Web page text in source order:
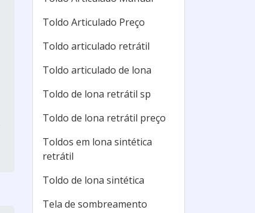
Toldo Articulado Preço
Toldo articulado retrátil
Toldo articulado de lona
Toldo de lona retrátil sp
Toldo de lona retrátil preço
Toldos em lona sintética
retrátil
Toldo de lona sintética
Tela de sombreamento